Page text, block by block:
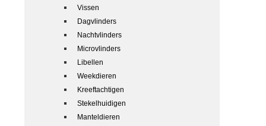
Vissen
Dagvlinders
Nachtvlinders
Microvlinders
Libellen
Weekdieren
Kreeftachtigen
Stekelhuidigen
Manteldieren